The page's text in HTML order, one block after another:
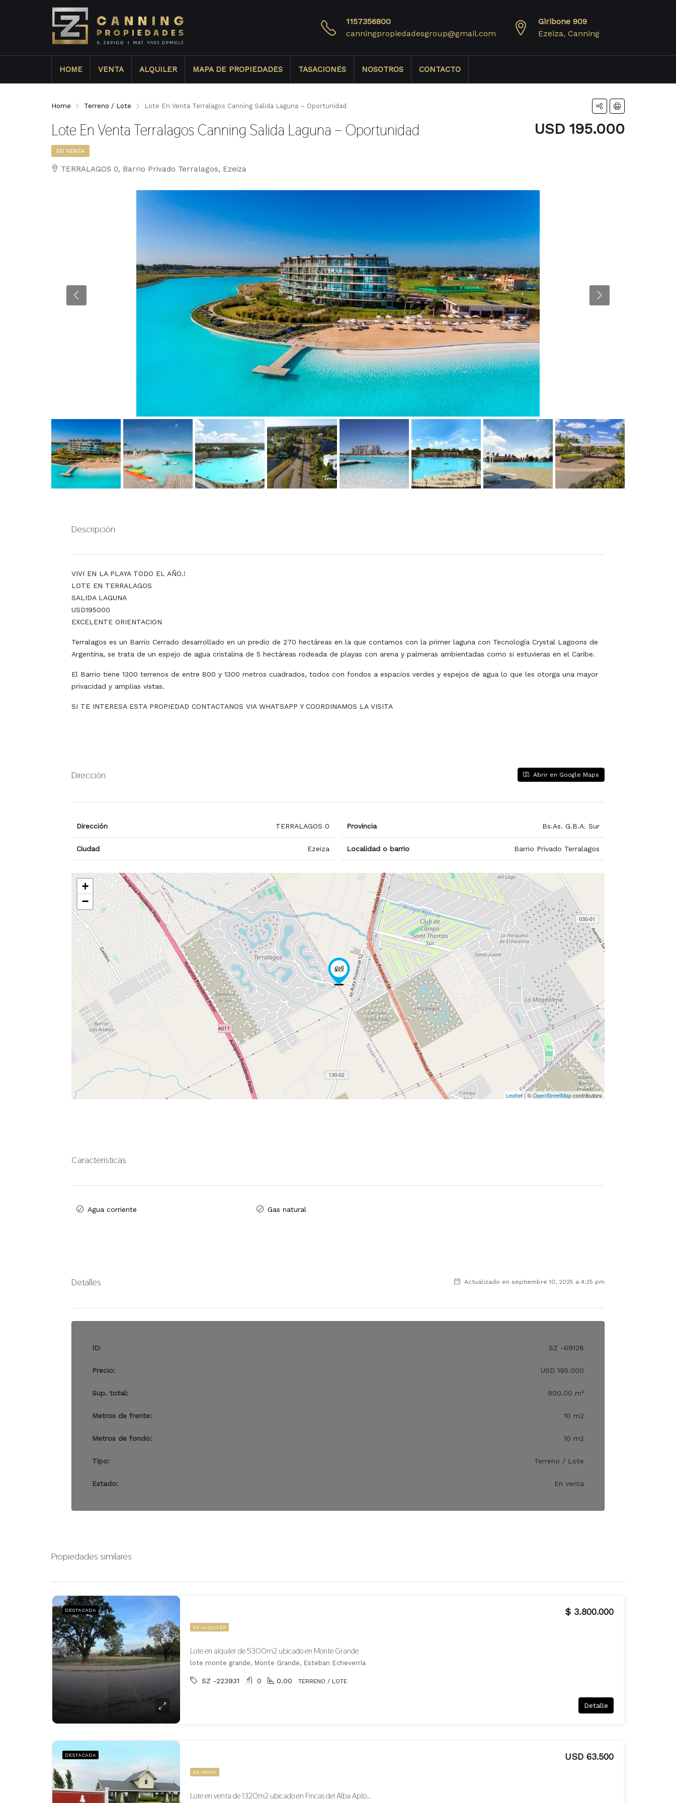
1157356800
canningpropiedadesgroup@gmail.com
Giribone 909
Ezeiza, Canning
HOME VENTA ALQUILER MAPA DE PROPIEDADES TASACIONES NOSOTROS CONTACTO
Home Terreno / Lote Lote En Venta Terralagos Canning Salida Laguna – Oportunidad
Lote En Venta Terralagos Canning Salida Laguna – Oportunidad USD 195.000
EN VENTA
TERRALAGOS 0, Barrio Privado Terralagos, Ezeiza
Descripción
VIVI EN LA PLAYA TODO EL AÑO.!
LOTE EN TERRALAGOS
SALIDA LAGUNA
USD195000
EXCELENTE ORIENTACION
Terralagos es un Barrio Cerrado desarrollado en un predio de 270 hectáreas en la que contamos con la primer laguna con Tecnología Crystal Lagoons de
Argentina, se trata de un espejo de agua cristalina de 5 hectáreas rodeada de playas con arena y palmeras ambientadas como si estuvieras en el Caribe.
El Barrio tiene 1300 terrenos de entre 800 y 1300 metros cuadrados, todos con fondos a espacios verdes y espejos de agua lo que les otorga una mayor
privacidad y amplias vistas.
SI TE INTERESA ESTA PROPIEDAD CONTACTANOS VIA WHATSAPP Y COORDINAMOS LA VISITA
Dirección Abrir en Google Maps
Dirección TERRALAGOS 0
Ciudad Ezeiza
Provincia Bs.As. G.B.A. Sur
Localidad o barrio Barrio Privado Terralagos
+
−
Leaflet | ©OpenStreetMapcontributors
Características
Agua corriente Gas natural
Detalles Actualizado en septiembre 10, 2025 a 4:25 pm
ID: SZ -69128
Precio: USD 195.000
Sup. total: 900.00 m²
Metros de frente: 10 m2
Metros de fondo: 10 m2
Tipo: Terreno / Lote
Estado: En venta
Propiedades similares
DESTACADA
EN ALQUILER
Lote en alquiler de 5300m2 ubicado en Monte Grande
$ 3.800.000
lote monte grande, Monte Grande, Esteban Echeverría
SZ -223931 0 0.00 TERRENO / LOTE
Detalle
DESTACADA
EN VENTA
Lote en venta de 1320m2 ubicado en Fincas del Alba Apto Crédito
USD 63.500